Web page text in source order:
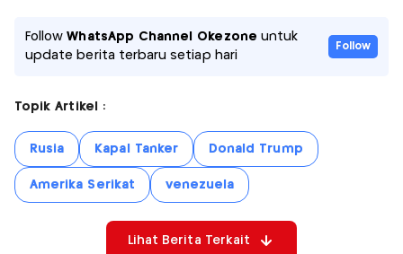
FollowWhatsApp Channel Okezone untuk
update berita terbaru setiap hari
Follow
Topik Artikel :
Rusia Kapal Tanker Donald Trump
Amerika Serikat venezuela
Lihat Berita Terkait